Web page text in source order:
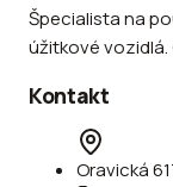
Špecialista na
úžitkové vozidlá.
Kontakt
Oravická